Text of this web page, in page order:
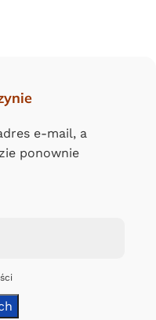
e-mail, a
ponownie